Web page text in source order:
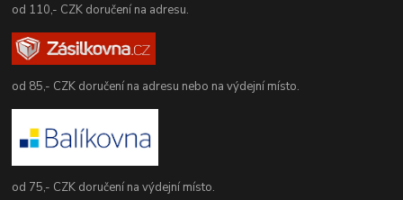
od 110,- CZK doručení na adresu.
od 85,- CZK doručení na adresu nebo na výdejní místo.
od 75,- CZK doručení na výdejní místo.